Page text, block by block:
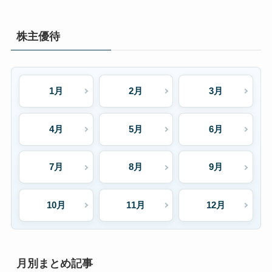
株主優待
1月 2月 3月
4月 5月 6月
7月 8月 9月
10月 11月 12月
月別まとめ記事